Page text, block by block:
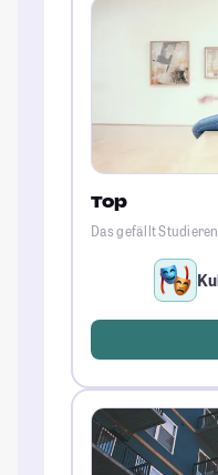
Top
Das gefällt